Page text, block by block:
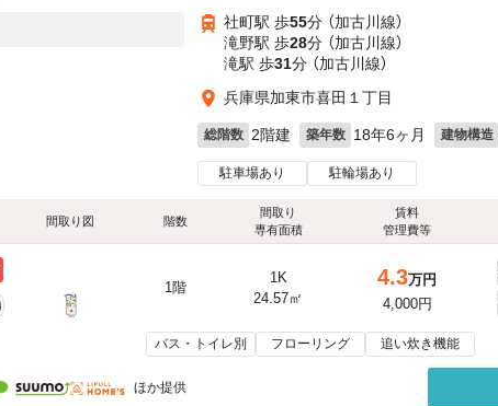
社町駅 歩55分 （加古川線）
滝野駅 歩28分 （加古川線）
滝駅 歩31分 （加古川線）
兵庫県加東市喜田１丁目
総階数 2階建 築年数 18年6ヶ月 建物構造
駐車場あり 駐輪場あり
間取り図 階数
間取り
専有面積
賃料
管理費等
1階
1K
24.57㎡
4.3万円
4,000円
バス・トイレ別 フローリング 追い炊き機能
ほか提供